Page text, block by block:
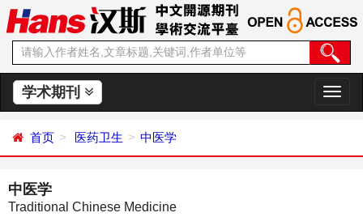
学术期刊
切
换
首页 医药卫生 中医学
中医学
Traditional Chinese Medicine